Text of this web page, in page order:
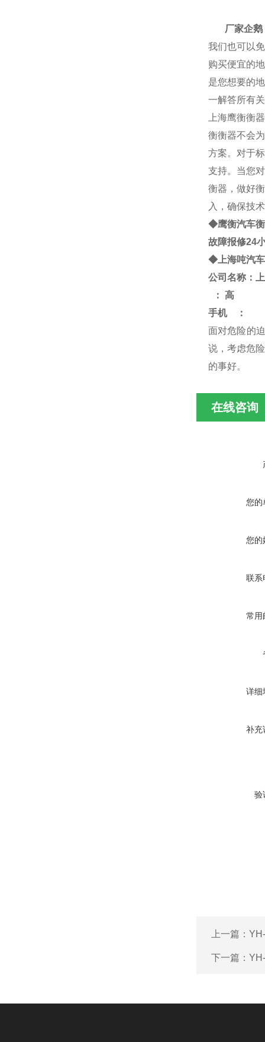
厂家企鹅
我们也可以
购买便宜的
是您想要的
一解答所有
上海鹰衡衡
衡衡器不会
方案。对于
支持。当您
衡器，做好
入，确保技
◆鹰衡汽车衡
故障报修24
◆上海吨汽
公司名称：
： 高
手机
：
面对危险的
说，考虑危
的事好。
在线咨询
您的
您的
联系
常用
详细
补充
验
上一篇：
下一篇：